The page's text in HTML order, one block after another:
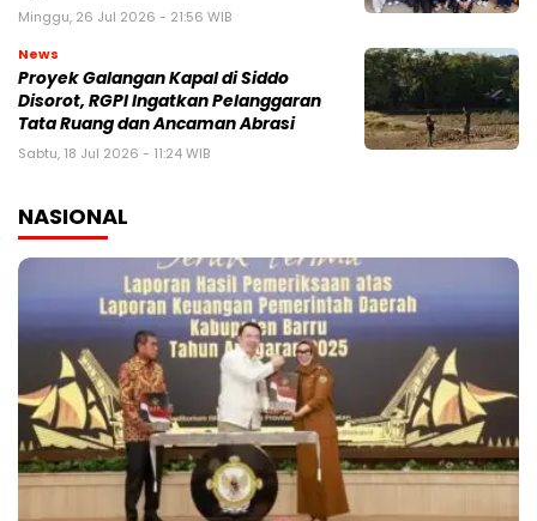
Minggu, 26 Jul 2026 - 21:56 WIB
News
Proyek Galangan Kapal di Siddo
Disorot, RGPI Ingatkan Pelanggaran
Tata Ruang dan Ancaman Abrasi
Sabtu, 18 Jul 2026 - 11:24 WIB
NASIONAL